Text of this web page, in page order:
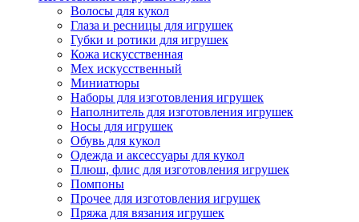
Волосы для кукол
Глаза и ресницы для игрушек
Губки и ротики для игрушек
Кожа искусственная
Мех искусственный
Миниатюры
Наборы для изготовления игрушек
Наполнитель для изготовления игрушек
Носы для игрушек
Обувь для кукол
Одежда и аксессуары для кукол
Плюш, флис для изготовления игрушек
Помпоны
Прочее для изготовления игрушек
Пряжа для вязания игрушек